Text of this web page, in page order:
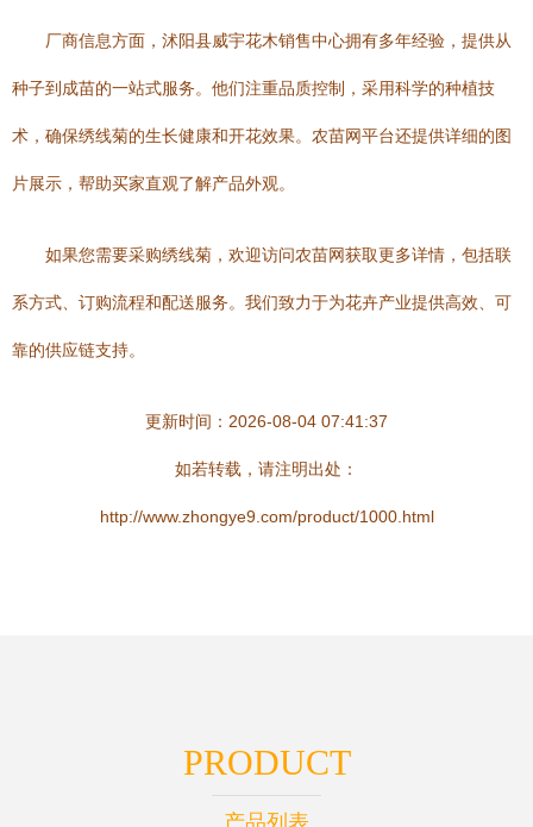
厂商信息方面，沭阳县威宇花木销售中心拥有多年经验，提供从
种子到成苗的一站式服务。他们注重品质控制，采用科学的种植技
术，确保绣线菊的生长健康和开花效果。农苗网平台还提供详细的图
片展示，帮助买家直观了解产品外观。
如果您需要采购绣线菊，欢迎访问农苗网获取更多详情，包括联
系方式、订购流程和配送服务。我们致力于为花卉产业提供高效、可
靠的供应链支持。
更新时间：2026-08-04 07:41:37
如若转载，请注明出处：
http://www.zhongye9.com/product/1000.html
PRODUCT
产品列表